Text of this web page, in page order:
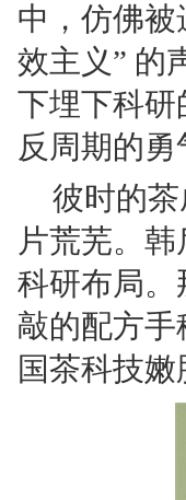
中，仿佛被
效主义” 的
下埋下科
反周期的勇
彼时的
片荒芜。
科研布局
敲的配方
国茶科技